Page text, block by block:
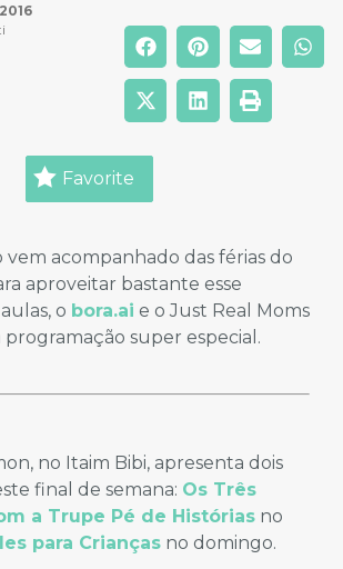
Favorite
vem acompanhado das férias do
aproveitar bastante esse
o bora.ai e o Just Real Moms
super especial.
no Itaim Bibi, apresenta dois
final de semana: Os Três
a Trupe Pé de Histórias no
para Crianças no domingo.